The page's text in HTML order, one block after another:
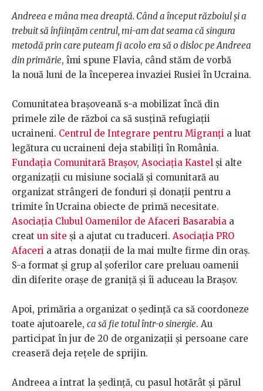
Andreea e mâna mea dreaptă. Când a început războiul și a
trebuit să înființăm centrul, mi-am dat seama că singura
metodă prin care puteam fi acolo era să o disloc pe Andreea
din primărie, îmi spune Flavia, când stăm de vorbă
la nouă luni de la începerea invaziei Rusiei în Ucraina.
Comunitatea brașoveană s-a mobilizat încă din
primele zile de război ca să susțină refugiații
ucraineni. Centrul de Integrare pentru Migranți a luat
legătura cu ucraineni deja stabiliți în România.
Fundația Comunitară Brașov, Asociația Kastel și alte
organizații cu misiune socială și comunitară au
organizat strângeri de fonduri și donații pentru a
trimite în Ucraina obiecte de primă necesitate.
Asociația Clubul Oamenilor de Afaceri Basarabia a
creat un site și a ajutat cu traduceri. Asociația PRO
Afaceri a atras donații de la mai multe firme din oraș.
S-a format și grup al șoferilor care preluau oamenii
din diferite orașe de graniță și îi aduceau la Brașov.
Apoi, primăria a organizat o ședință ca să coordoneze
toate ajutoarele, ca să fie totul într-o sinergie. Au
participat în jur de 20 de organizații și persoane care
creaseră deja rețele de sprijin.
Andreea a intrat la ședință, cu pasul hotărât și părul